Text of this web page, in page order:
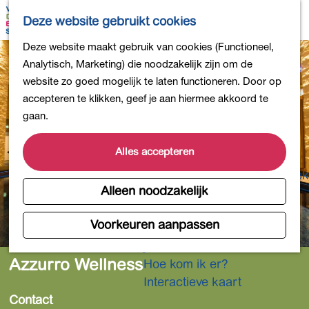
Deze website gebruikt cookies
Deze website maakt gebruik van cookies (Functioneel,
Analytisch, Marketing) die noodzakelijk zijn om de
website zo goed mogelijk te laten functioneren. Door op
accepteren te klikken, geef je aan hiermee akkoord te
gaan.
Alles accepteren
Alleen noodzakelijk
Voorkeuren aanpassen
G
a
n
a
a
r
d
e
h
m
K
a
r
t
Z
e
k
e
n
e
n
u
Bollen en Bloemen
Uit eten
DB4daagse - Inschrijven
Kinderactiviteiten
De natuur in
Musea en meer
Producten uit de Bollenstreek
Gezond en actief
Overnachten
Hoe kom ik er?
Interactieve kaart
Azzurro Wellness
Contact